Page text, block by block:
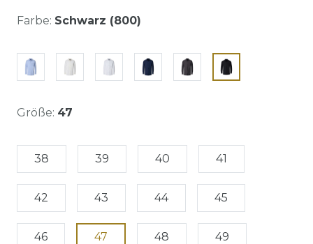
Farbe: Schwarz (800)
Größe: 47
38 39 40 41
42 43 44 45
46 47 48 49